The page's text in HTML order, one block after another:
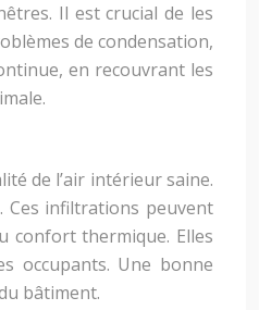
Il est crucial de les
de condensation,
en recouvrant les
de l’air intérieur saine.
Ces infiltrations peuvent
confort thermique. Elles
occupants. Une bonne
bâtiment.